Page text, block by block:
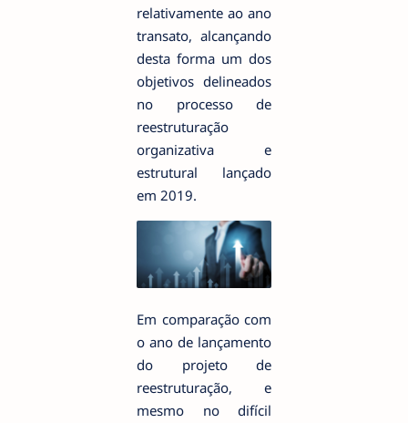
relativamente ao ano
transato, alcançando
desta forma um dos
objetivos delineados
no processo de
reestruturação
organizativa e
estrutural lançado
em 2019.
Em comparação com
o ano de lançamento
do projeto de
reestruturação, e
mesmo no difícil